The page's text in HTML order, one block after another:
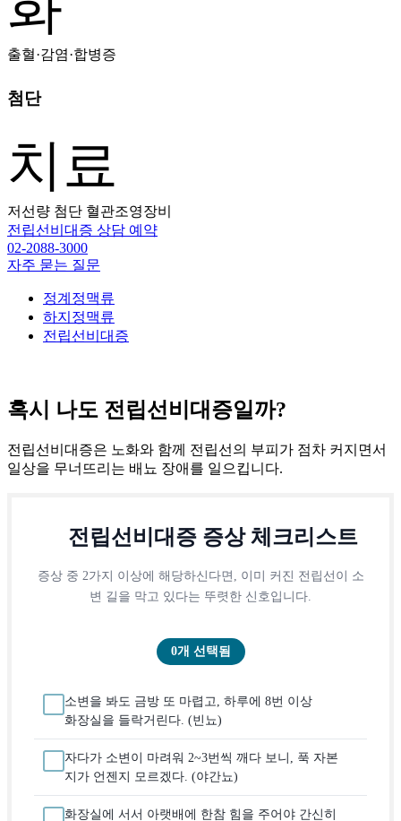
출혈·감염·합병증
첨단
치료
저선량 첨단 혈관조영장비
전립선비대증 상담 예약
02-2088-3000
자주 묻는 질문
정계정맥류
하지정맥류
전립선비대증
혹시 나도 전립선비대증일까?
전립선비대증은 노화와 함께 전립선의 부피가 점차 커지면서
일상을 무너뜨리는 배뇨 장애를 일으킵니다.
전립선비대증 증상 체크리스트
증상 중 2가지 이상에 해당하신다면, 이미 커진 전립선이 소
변 길을 막고 있다는 뚜렷한 신호입니다.
0개 선택됨
소변을 봐도 금방 또 마렵고, 하루에 8번 이상
화장실을 들락거린다. (빈뇨)
자다가 소변이 마려워 2~3번씩 깨다 보니, 푹 자본
지가 언젠지 모르겠다. (야간뇨)
화장실에 서서 아랫배에 한참 힘을 주어야 간신히